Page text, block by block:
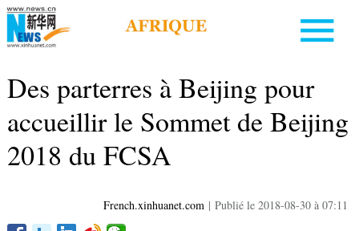
Des parterres à Beijing pour
accueillir le Sommet de Beijing
2018 du FCSA
French.xinhuanet.com | Publié le 2018-08-30 à 07:11